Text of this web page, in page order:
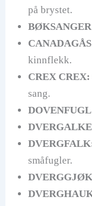
på brystet.
kinnflekk.
CREX CREX:
sang.
småfugler.